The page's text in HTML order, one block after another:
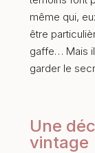
même qui,
être
gaffe… Mais
garder le
Une
vintage